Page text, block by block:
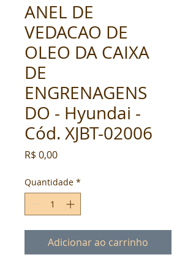
ANEL DE
VEDACAO DE
OLEO DA CAIXA
DE
ENGRENAGENS
DO - Hyundai -
Cód. XJBT-02006
R$ 0,00Preço
Quantidade *
Adicionar ao carrinho